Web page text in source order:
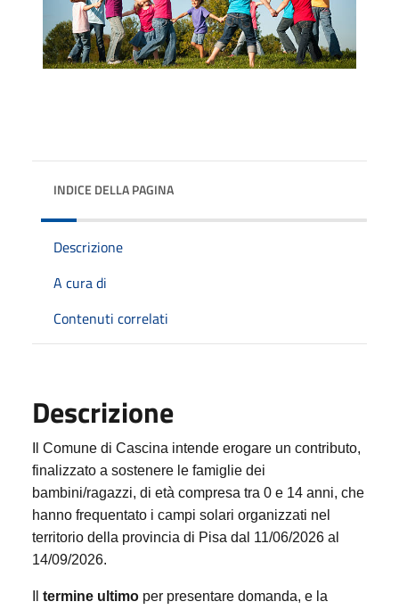
INDICE DELLA PAGINA
Descrizione
A cura di
Contenuti correlati
Descrizione
Il Comune di Cascina intende erogare un contributo,
finalizzato a sostenere le famiglie dei
bambini/ragazzi, di età compresa tra 0 e 14 anni, che
hanno frequentato i campi solari organizzati nel
territorio della provincia di Pisa dal 11/06/2026 al
14/09/2026.
termine ultimo per presentare domanda, e la